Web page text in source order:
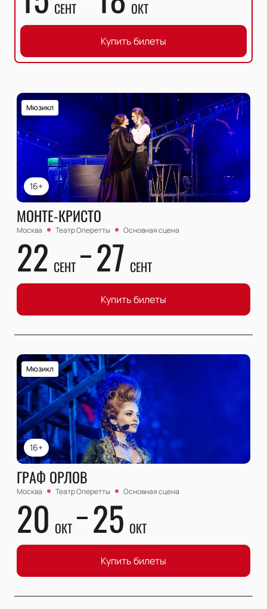
СЕНТ ОКТ
Купить билеты
16+
Мюзикл
МОНТЕ-КРИСТО
Москва Театр Оперетты Основная сцена
22 СЕНТ 27 СЕНТ
Купить билеты
16+
Мюзикл
ГРАФ ОРЛОВ
Москва Театр Оперетты Основная сцена
20 ОКТ 25 ОКТ
Купить билеты